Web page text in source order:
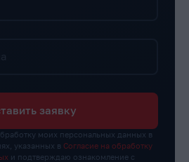
заявку
моих персональных данных в
указанных в Согласие на обработку
и подтверждаю ознакомление с